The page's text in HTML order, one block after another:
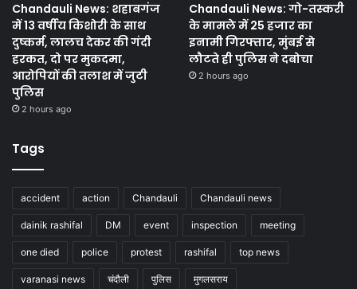
Chandauli News: शहाबगंज
में 13 वर्षीय किशोरी के साथ
दुष्कर्म, लालच देकर की गंदी
हरकत, दो पर मुकदमा,
आरोपियों की तलाश में जुटी
पुलिस
2 hours ago
Chandauli News: गो-तस्करी
के मामले में 25 हजार का
इनामी गिरफ्तार, मुंबई से
लौटते ही पुलिस ने दबोचा
2 hours ago
Tags
accident action Chandauli Chandauli news
dainik rashifal DM event inspection meeting
one died police protest rashifal top news
varanasi news चंदौली पुलिस मुगलसराय